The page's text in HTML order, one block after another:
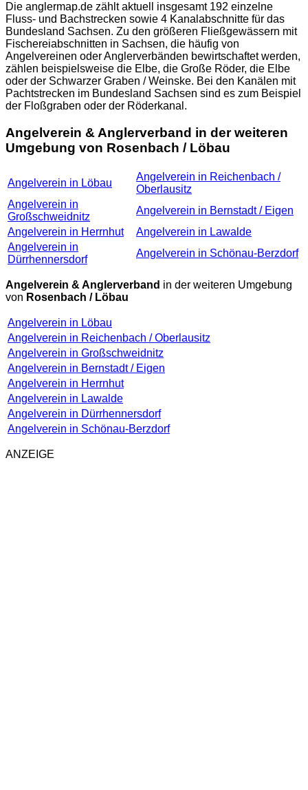
Die anglermap.de zählt aktuell insgesamt 192 einzelne
Fluss- und Bachstrecken sowie 4 Kanalabschnitte für das
Bundesland Sachsen. Zu den größeren Fließgewässern mit
Fischereiabschnitten in Sachsen, die häufig von
Angelvereinen oder Anglerverbänden bewirtschaftet werden,
zählen beispielsweise die Elbe, die Große Röder, die Elbe
oder der Schwarzer Graben / Weinske. Bei den Kanälen mit
Pachtstrecken im Bundesland Sachsen sind es zum Beispiel
der Floßgraben oder der Röderkanal.
Angelverein & Anglerverband in der weiteren
Umgebung von Rosenbach / Löbau
Angelverein in Löbau
Angelverein in Reichenbach /
Oberlausitz
Angelverein in
Großschweidnitz
Angelverein in Bernstadt / Eigen
Angelverein in Herrnhut
Angelverein in Lawalde
Angelverein in
Dürrhennersdorf
Angelverein in Schönau-Berzdorf
Angelverein & Anglerverband in der weiteren Umgebung
von Rosenbach / Löbau
Angelverein in Löbau
Angelverein in Reichenbach / Oberlausitz
Angelverein in Großschweidnitz
Angelverein in Bernstadt / Eigen
Angelverein in Herrnhut
Angelverein in Lawalde
Angelverein in Dürrhennersdorf
Angelverein in Schönau-Berzdorf
ANZEIGE